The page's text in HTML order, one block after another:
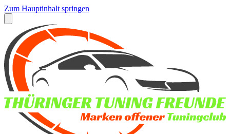
Zum Hauptinhalt springen